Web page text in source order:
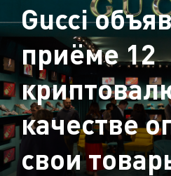
Gucci
приёме 12
качестве
свои